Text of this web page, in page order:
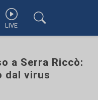
LIVE
a Serra Riccò:
dal virus